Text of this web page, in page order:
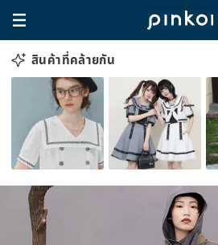
สินค้าที่คล้ายกัน